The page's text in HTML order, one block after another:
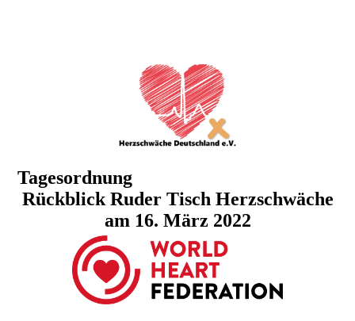
Tagesordnung
Rückblick Ruder Tisch Herzschwäche
am 16. März 2022